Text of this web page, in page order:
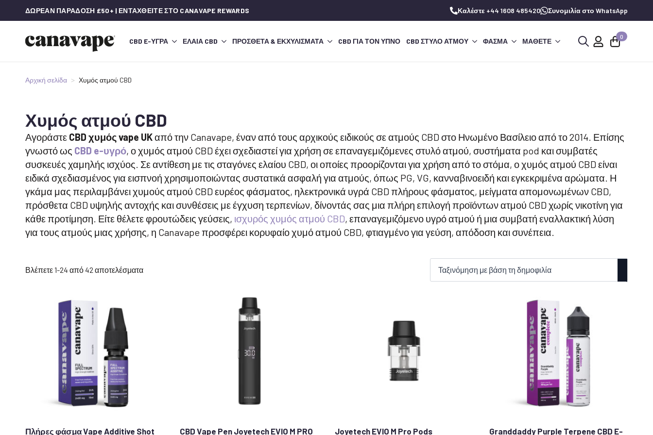
ΔΩΡΕΆΝ ΠΑΡΆΔΟΣΗ £50+ | ΕΝΤΑΧΘΕΊΤΕ ΣΤΟ CANAVAPE REWARDS Καλέστε +44 1608 485420 Συνομιλία στο WhatsApp
CBD E-ΥΓΡΆ ΈΛΑΙΑ CBD ΠΡΌΣΘΕΤΑ & ΕΚΧΥΛΊΣΜΑΤΑ CBD ΓΙΑ ΤΟΝ ΎΠΝΟ CBD ΣΤΥΛΌ ΑΤΜΟΎ ΦΆΣΜΑ ΜΆΘΕΤΕ
0
Αρχική σελίδα Χυμός ατμού CBD
Χυμός ατμού CBD
Αγοράστε CBD χυμός vape UKαπό την Canavape, έναν από τους αρχικούς ειδικούς σε ατμούς CBD στο Ηνωμένο Βασίλειο από το 2014. Επίσης
γνωστό ως CBD e-υγρό, ο χυμός ατμού CBD έχει σχεδιαστεί για χρήση σε επαναγεμιζόμενες στυλό ατμού, συστήματα pod και συμβατές
συσκευές χαμηλής ισχύος. Σε αντίθεση με τις σταγόνες ελαίου CBD, οι οποίες προορίζονται για χρήση από το στόμα, ο χυμός ατμού CBD είναι
ειδικά σχεδιασμένος για εισπνοή χρησιμοποιώντας συστατικά ασφαλή για ατμούς, όπως PG, VG, κανναβινοειδή και εγκεκριμένα αρώματα. Η
γκάμα μας περιλαμβάνει χυμούς ατμού CBD ευρέος φάσματος, ηλεκτρονικά υγρά CBD πλήρους φάσματος, μείγματα απομονωμένων CBD,
πρόσθετα CBD υψηλής αντοχής και συνθέσεις με έγχυση τερπενίων, δίνοντάς σας μια πλήρη επιλογή προϊόντων ατμού CBD χωρίς νικοτίνη για
κάθε προτίμηση. Είτε θέλετε φρουτώδεις γεύσεις, ισχυρός χυμός ατμού CBD, επαναγεμιζόμενο υγρό ατμού ή μια συμβατή εναλλακτική λύση
για τους ατμούς μιας χρήσης, η Canavape προσφέρει κορυφαίο χυμό ατμού CBD, φτιαγμένο για γεύση, απόδοση και συνέπεια.
Βλέπετε 1-24 από 42 αποτελέσματαΤαξινόμηση
Πλήρες φάσμα Vape Additive Shot
CBD Vape Pen Joyetech EVIO M PRO
Joyetech EVIO M Pro Pods
Granddaddy Purple Terpene CBD E-